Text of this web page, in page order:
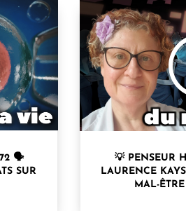
🗣
SUR
💡 PENSEUR
LAURENCE
MAL-